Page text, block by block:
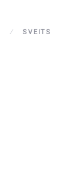
SVEITS